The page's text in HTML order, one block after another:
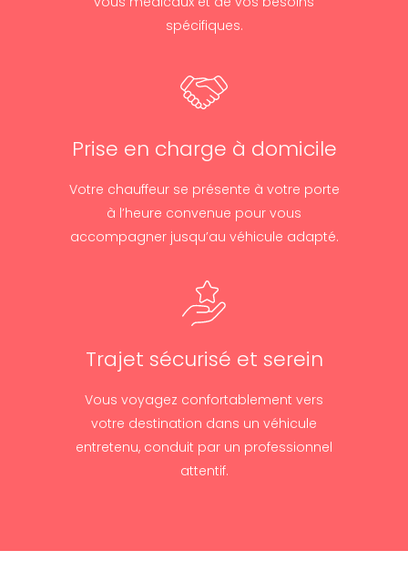
spécifiques.
Prise en charge à domicile
Votre chauffeur se présente à votre porte
à l’heure convenue pour vous
accompagner jusqu’au véhicule adapté.
Trajet sécurisé et serein
Vous voyagez confortablement vers
votre destination dans un véhicule
entretenu, conduit par un professionnel
attentif.